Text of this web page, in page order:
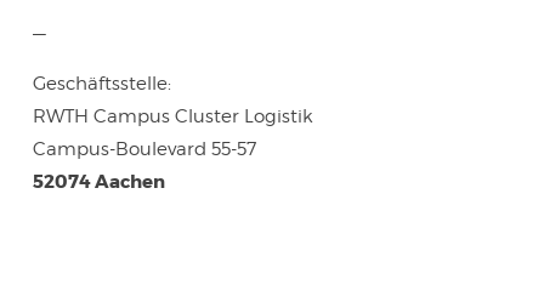
—
Geschäftsstelle:
RWTH Campus Cluster Logistik
Campus-Boulevard 55-57
52074 Aachen